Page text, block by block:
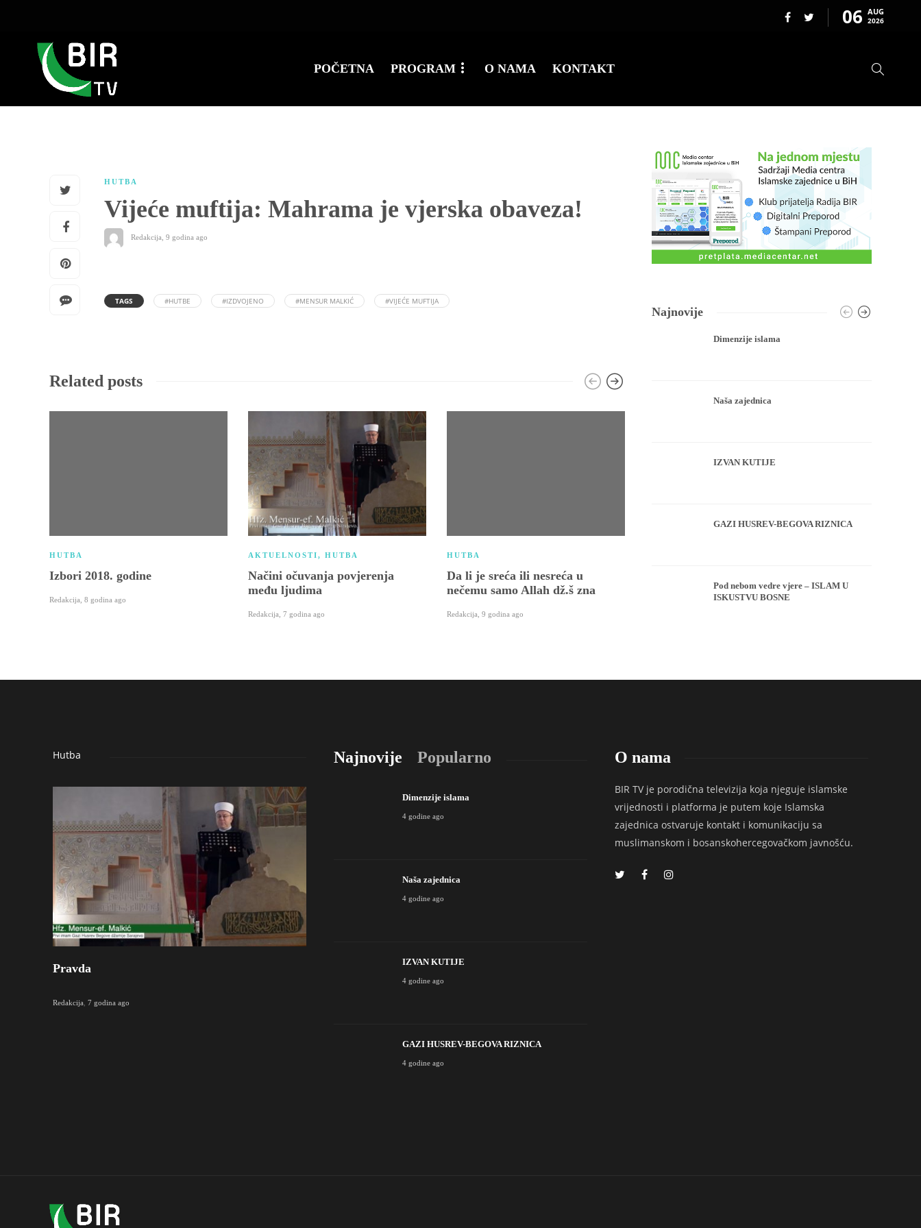
06 AUG
2026
POČETNA PROGRAM O NAMA KONTAKT
HUTBA
Vijeće muftija: Mahrama je vjerska obaveza!
Redakcija 9 godina ago
TAGS #HUTBE #IZDVOJENO #MENSUR MALKIĆ #VIJEĆE MUFTIJA
Related posts
HUTBA
Izbori 2018. godine
Redakcija 8 godina ago
AKTUELNOSTI, HUTBA
Načini očuvanja povjerenja
među ljudima
Redakcija 7 godina ago
HUTBA
Da li je sreća ili nesreća u
nečemu samo Allah dž.š zna
Redakcija 9 godina ago
džamiji u Banjoj Luci
polovina
Najnovije
Dimenzije islama
Naša zajednica
IZVAN KUTIJE
GAZI HUSREV-BEGOVA RIZNICA
Pod nebom vedre vjere – ISLAM U
ISKUSTVU BOSNE
Hutba
Pravda
Redakcija, 7 godina ago
Najnovije Popularno
Dimenzije islama
4 godine ago
Naša zajednica
4 godine ago
IZVAN KUTIJE
4 godine ago
GAZI HUSREV-BEGOVA RIZNICA
4 godine ago
O nama
BIR TV je porodična televizija koja njeguje islamske
vrijednosti i platforma je putem koje Islamska
zajednica ostvaruje kontakt i komunikaciju sa
muslimanskom i bosanskohercegovačkom javnošću.